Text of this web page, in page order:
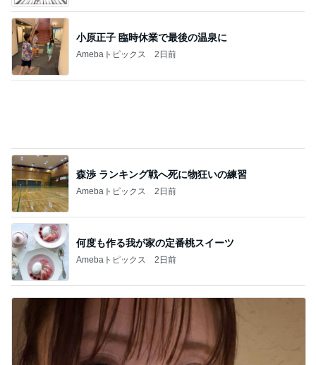
小原正子 臨時休業で最後の温泉に
Amebaトピックス 2日前
何度も作る我が家の定番桃スイーツ
Amebaトピックス 2日前